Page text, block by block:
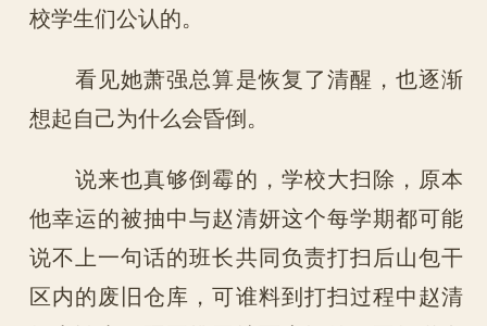
校学生们公认的。
看见她萧强总算是恢复了清醒，也逐渐
想起自己为什么会昏倒。
说来也真够倒霉的，学校大扫除，原本
他幸运的被抽中与赵清妍这个每学期都可能
说不上一句话的班长共同负责打扫后山包干
区内的废旧仓库，可谁料到打扫过程中赵清